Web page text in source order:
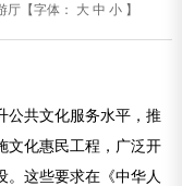
厅 【字体： 大 中 小 】
公共文化服务水平，推
文化惠民工程，广泛开
。这些要求在《中华人